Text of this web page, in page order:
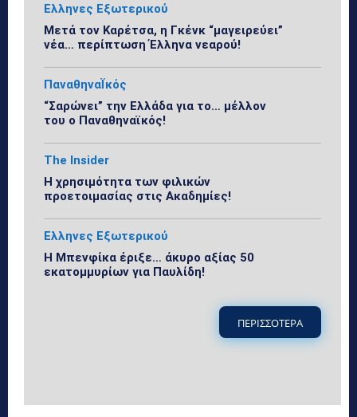
Ελληνες Εξωτερικού
Μετά τον Καρέτσα, η Γκένκ “μαγειρεύει”
νέα… περίπτωση Έλληνα νεαρού!
ΠαναθηναΪκός
“Σαρώνει” την Ελλάδα για το… μέλλον
του ο Παναθηναϊκός!
The Insider
Η χρησιμότητα των φιλικών
προετοιμασίας στις Ακαδημίες!
Ελληνες Εξωτερικού
Η Μπενφίκα έριξε… άκυρο αξίας 50
εκατομμυρίων για Παυλίδη!
ΠΕΡΙΣΣΟΤΕΡΑ